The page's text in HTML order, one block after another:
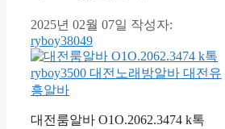
2025년 02월 07일 작성자:
ryboy38049
대전룸알바 O1O.2062.3474 k톡